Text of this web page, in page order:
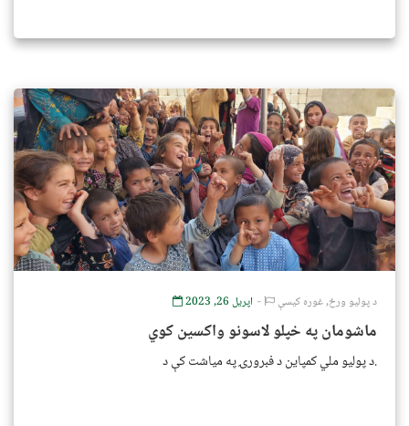
اپریل 26, 2023 د پولیو ورځ,غوره کیسې
ماشومان په خپلو لاسونو واکسین کوي
د پولیو ملي کمپاین د فبرورۍ په میاشت کې د.